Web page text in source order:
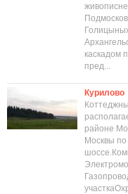
каскадом
пред...
Курилово
районе
Москвы